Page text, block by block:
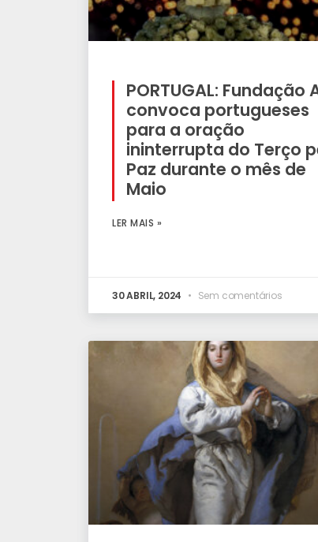
PORTUGAL: Fundação
convoca portugueses
para a oração
ininterrupta do Terço
Paz durante o mês de
Maio
LER MAIS »
30 ABRIL, 2024 Sem comentários